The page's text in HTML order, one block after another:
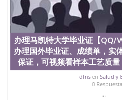
University）圣何塞州立大学结
University）圣何塞州立大学学
University）圣何塞州立大学学
University）圣何塞州立大学
State University）圣何塞州立
Jose State University）圣何
（San Jose State University
文凭学位qq微信551190476澳
学学历 绩单购买学位证书/澳
买澳洲大学毕业证成绩单假文
办理马凯特大学毕业证【QQ/
办理国外毕业证、成绩单，实
保证，可视频看样本工艺质
dfnsen Salud y
0
...